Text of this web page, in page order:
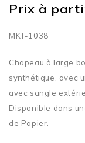
Prix à
MKT-1038
Chapeau à large
synthétique, avec
avec sangle
Disponible dans
de Papier.